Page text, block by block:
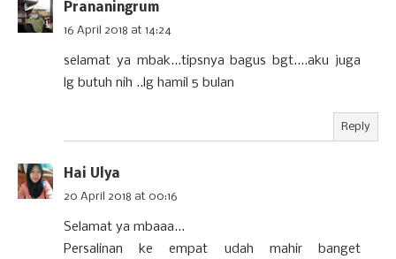
Prananingrum
16 April 2018 at 14:24
selamat ya mbak...tipsnya bagus bgt....aku juga
lg butuh nih ..lg hamil 5 bulan
Reply
Hai Ulya
20 April 2018 at 00:16
Selamat ya mbaaa...
Persalinan ke empat udah mahir banget